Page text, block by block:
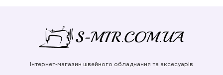
Інтернет-магазин швейного обладнання та аксесуарів